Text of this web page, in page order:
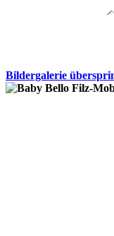
Bildergalerie